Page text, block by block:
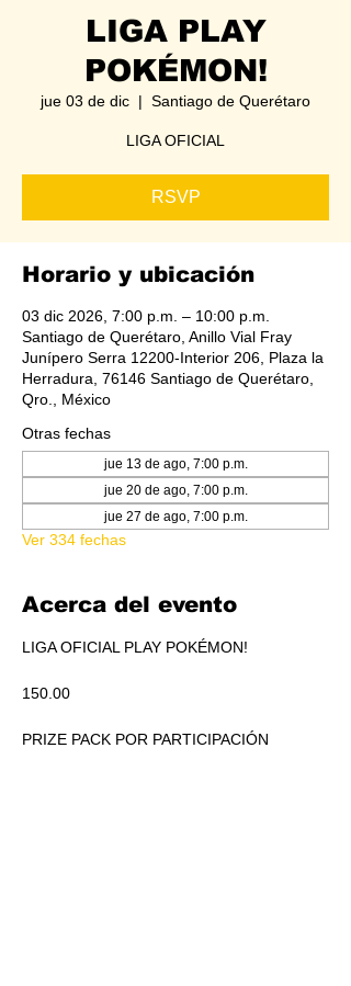
LIGA PLAY
POKÉMON!
jue 03 de dic
  |
Santiago de Querétaro
LIGA OFICIAL
RSVP
Horario y ubicación
03 dic 2026, 7:00 p.m. – 10:00 p.m.
Santiago de Querétaro, Anillo Vial Fray
Junípero Serra 12200-Interior 206, Plaza la
Herradura, 76146 Santiago de Querétaro,
Qro., México
Otras fechas
jue 13 de ago, 7:00 p.m.
jue 20 de ago, 7:00 p.m.
jue 27 de ago, 7:00 p.m.
Ver 334 fechas
Acerca del evento
LIGA OFICIAL PLAY POKÉMON!
150.00
PRIZE PACK POR PARTICIPACIÓN